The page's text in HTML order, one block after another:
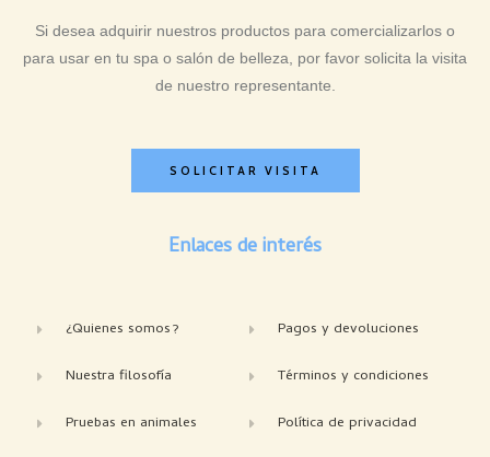
Si desea adquirir nuestros productos para comercializarlos o
para usar en tu spa o salón de belleza, por favor solicita la visita
de nuestro representante.
SOLICITAR VISITA
Enlaces de interés
¿Quienes somos?
Nuestra filosofía
Pruebas en animales
Pagos y devoluciones
Términos y condiciones
Política de privacidad